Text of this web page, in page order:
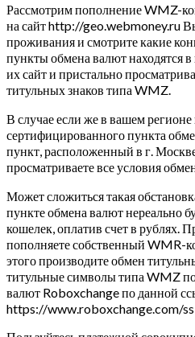
Рассмотрим пополнение WMZ-
на сайт http://geo.webmoney.ru
проживания и смотрите какие
пункты обмена валют находятся
их сайт и пристально
титульных знаков типа WMZ.
В случае если же в вашем регионе
сертифицированного пункта
пункт, расположенный в г.
просматриваете все условия
Может сложиться такая
пункте обмена валют нереально
кошелек, оплатив счет в рублях.
пополняете собственный WMR-
этого производите обмен
титульные символы типа WMZ
валют Roboxchange по данной
https://www.roboxchange.com/